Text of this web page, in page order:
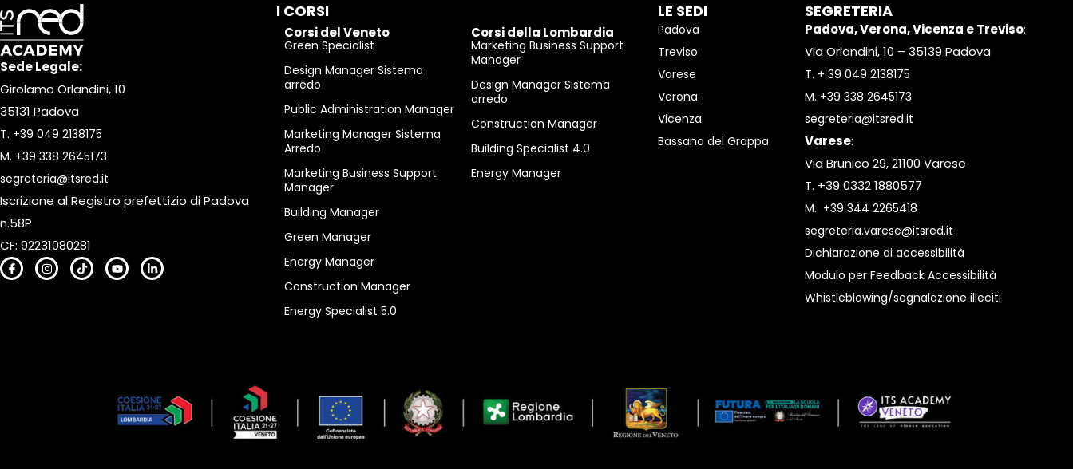
Sede Legale:
Girolamo Orlandini, 10
35131 Padova
T. +39 049 2138175
M. +39 338 2645173
segreteria@itsred.it
Iscrizione al Registro prefettizio di Padova
n.58P
CF: 92231080281
I CORSI
Corsi del Veneto
Green Specialist
Design Manager Sistema
arredo
Public Administration Manager
Marketing Manager Sistema
Arredo
Marketing Business Support
Manager
Building Manager
Green Manager
Energy Manager
Construction Manager
Energy Specialist 5.0
Corsi della Lombardia
Marketing Business Support
Manager
Design Manager Sistema
arredo
Construction Manager
Building Specialist 4.0
Energy Manager
LE SEDI
Padova
Treviso
Varese
Verona
Vicenza
Bassano del Grappa
SEGRETERIA
Padova, Verona, Vicenza e Treviso:
Via Orlandini, 10 – 35139 Padova
T. + 39 049 2138175
M. +39 338 2645173
segreteria@itsred.it
Varese:
Via Brunico 29, 21100 Varese
T. +39 0332 1880577
M. +39 344 2265418
segreteria.varese@itsred.it
Dichiarazione di accessibilità
Modulo per Feedback Accessibilità
Whistleblowing/segnalazione illeciti